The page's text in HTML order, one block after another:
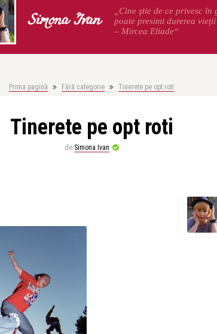
Simona Ivan
„Cine ştie de ce privesc
poate presimt durerea
– Mircea Eliade“
Prima pagină Fără categorie Tinerete pe opt roti
Tinerete pe opt roti
de Simona Ivan